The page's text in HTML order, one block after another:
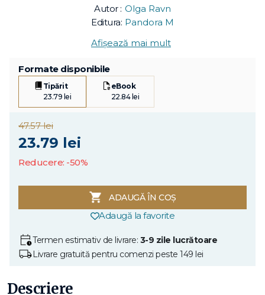
Autor : Olga Ravn
Editura: Pandora M
Afișează mai mult
Formate disponibile
Tipărit
23.79 lei
eBook
22.84 lei
47.57 lei
23.79 lei
Reducere: -50%
ADAUGĂ ÎN COȘ
Adaugă la favorite
Termen estimativ de livrare: 3-9 zile lucrătoare
Livrare gratuită pentru comenzi peste 149 lei
Descriere